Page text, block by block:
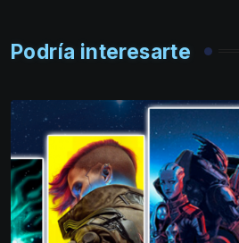
Podría interesarte